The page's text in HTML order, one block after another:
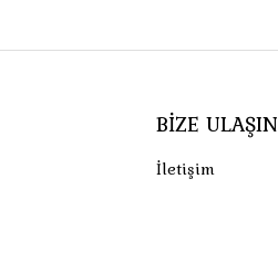
BIZE ULAŞIN
İletişim